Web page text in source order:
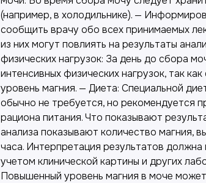
(например, в холодильнике). —
сообщить врачу обо всех принимаемых
из них могут повлиять на результаты
физических нагрузок: За день до сбора
интенсивных физических нагрузок, так
уровень магния. — Диета: Специальной
обычно не требуется, но рекомендуется
рациона питания. Что показывают
анализа показывают количество магния,
часа. Интерпретация результатов
учетом клинической картины и других
Повышенный уровень магния в моче